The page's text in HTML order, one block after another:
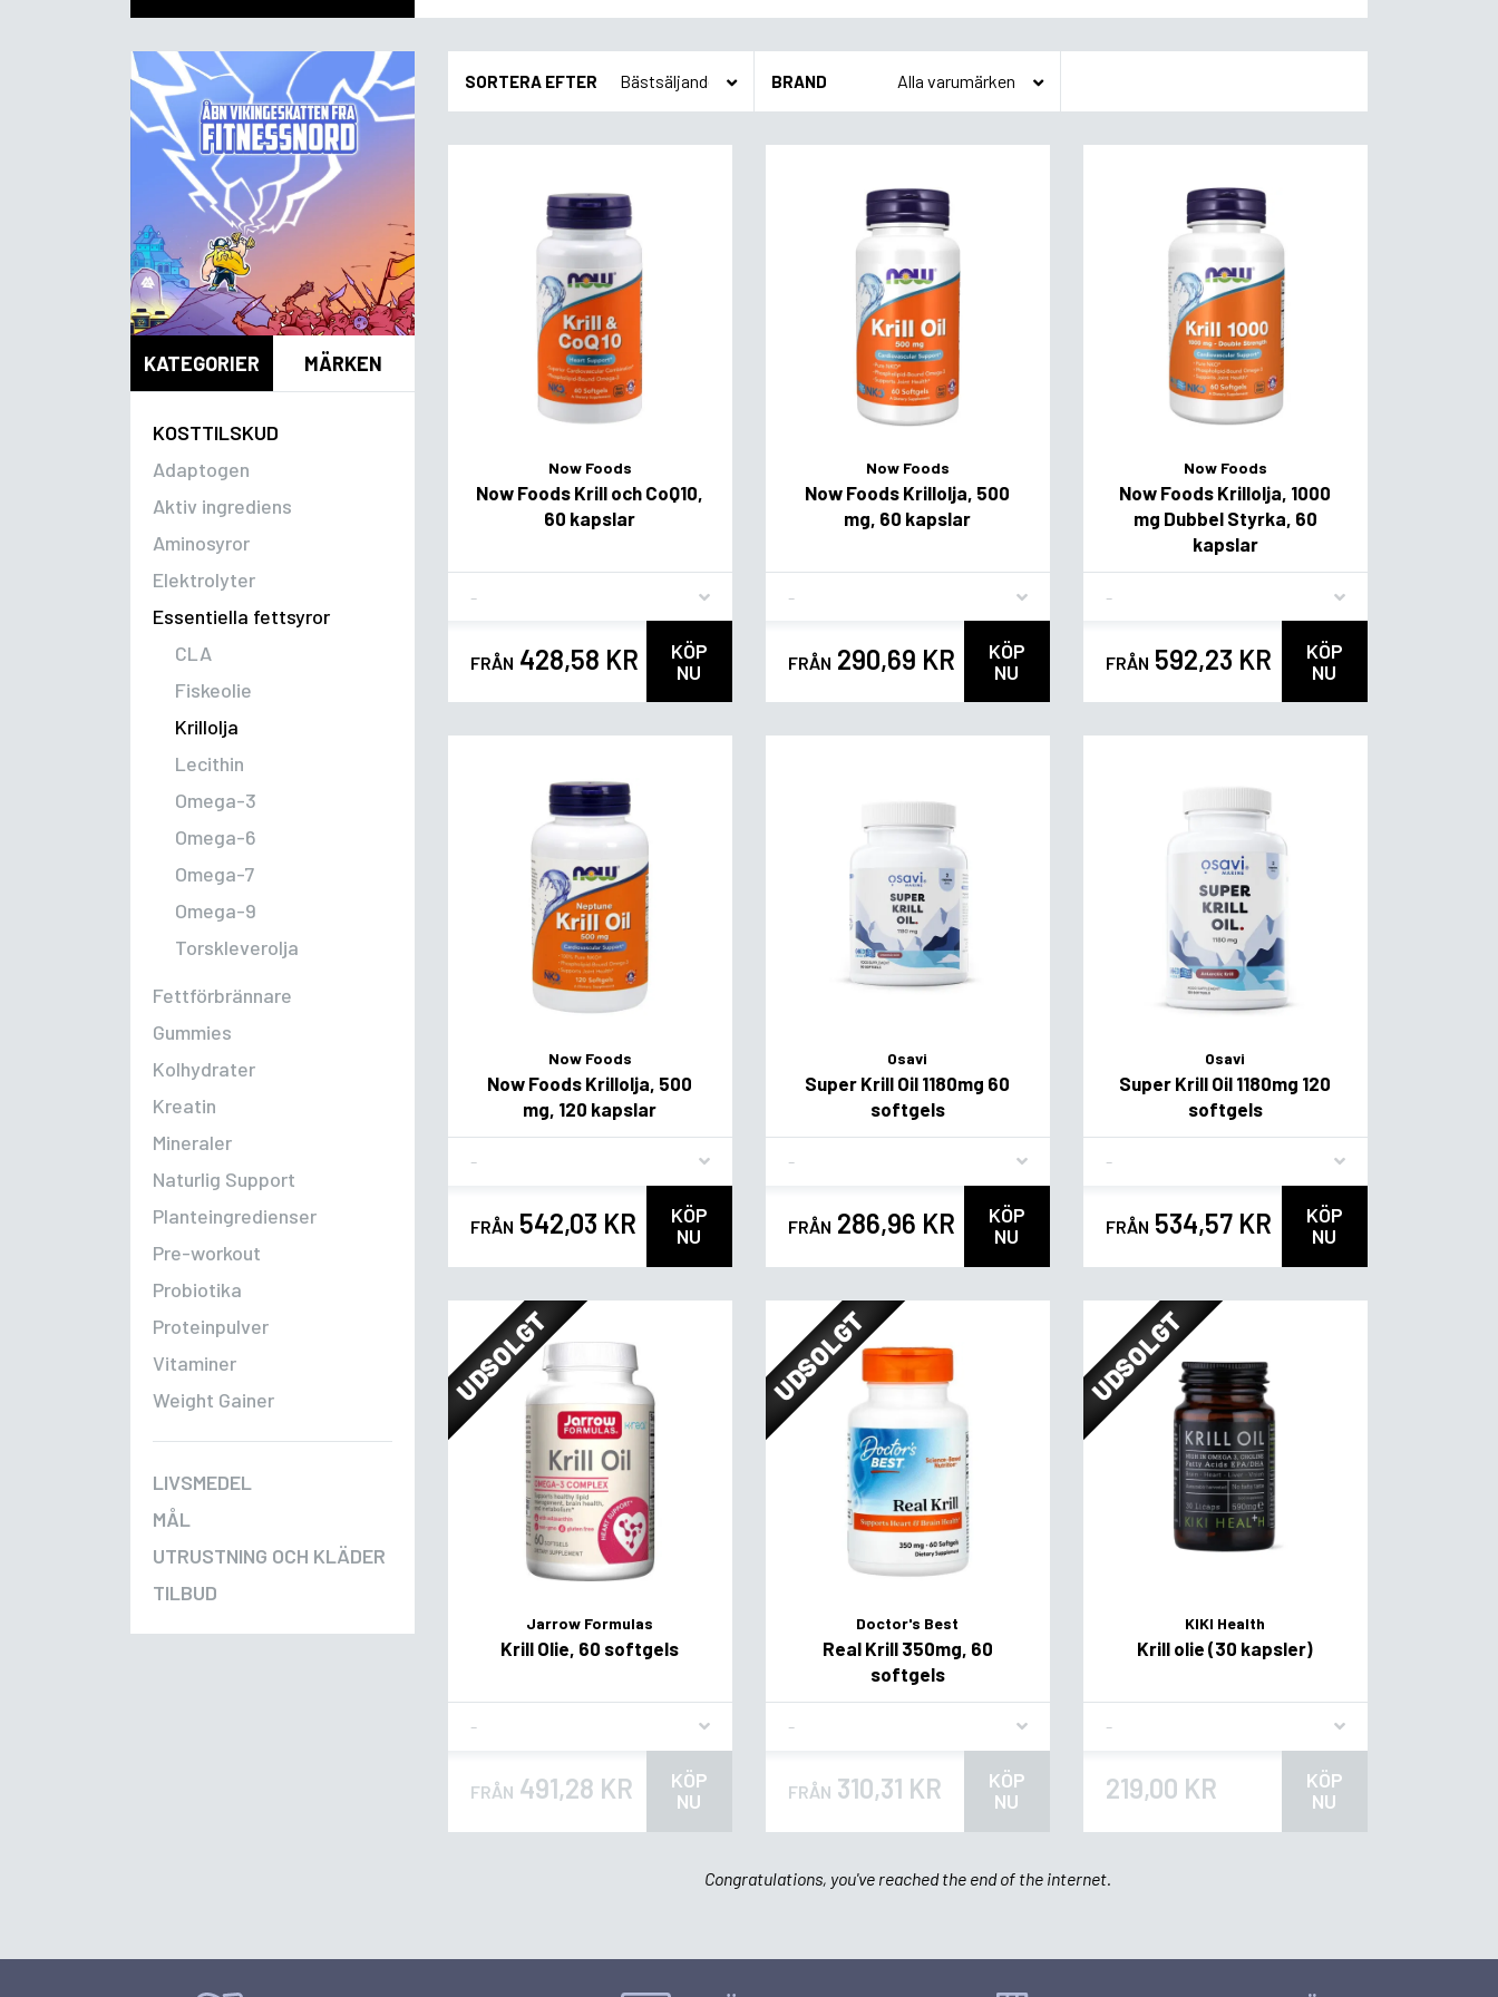
KATEGORIER MÄRKEN
KOSTTILSKUD
Adaptogen
Aktiv ingrediens
Aminosyror
Elektrolyter
Essentiella fettsyror
CLA
Fiskeolie
Krillolja
Lecithin
Omega-3
Omega-6
Omega-7
Omega-9
Torskleverolja
Fettförbrännare
Gummies
Kolhydrater
Kreatin
Mineraler
Naturlig Support
Planteingredienser
Pre-workout
Probiotika
Proteinpulver
Vitaminer
Weight Gainer
LIVSMEDEL
MÅL
UTRUSTNING OCH KLÄDER
TILBUD
SORTERA EFTER BRAND
Now Foods
Now Foods Krill och CoQ10,
60 kapslar
FRÅN 428,58 KR
KÖP
NU
Now Foods
Now Foods Krillolja, 500
mg, 60 kapslar
FRÅN 290,69 KR
KÖP
NU
Now Foods
Now Foods Krillolja, 1000
mg Dubbel Styrka, 60
kapslar
FRÅN 592,23 KR
KÖP
NU
Now Foods
Now Foods Krillolja, 500
mg, 120 kapslar
FRÅN 542,03 KR
KÖP
NU
Osavi
Super Krill Oil 1180mg 60
softgels
FRÅN 286,96 KR
KÖP
NU
Osavi
Super Krill Oil 1180mg 120
softgels
FRÅN 534,57 KR
KÖP
NU
UDSOLGT
Jarrow Formulas
Krill Olie, 60 softgels
FRÅN 491,28 KR
KÖP
NU
UDSOLGT
Doctor's Best
Real Krill 350mg, 60
softgels
FRÅN 310,31 KR
KÖP
NU
UDSOLGT
KIKI Health
Krill olie (30 kapsler)
219,00 KR
KÖP
NU
Congratulations, you've reached the end of the internet.